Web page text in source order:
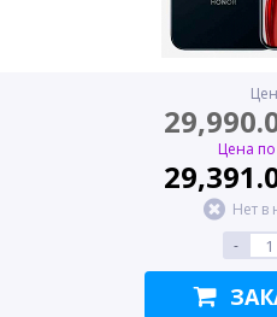
Цена по
Нет в
-